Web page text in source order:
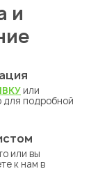
и
или
для подробной
или вы
к нам в